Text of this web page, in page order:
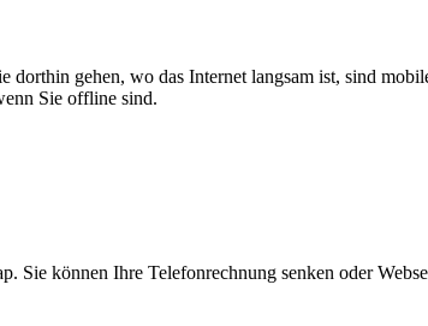
gehen, wo das Internet langsam ist, sind
Sie offline sind.
können Ihre Telefonrechnung senken oder